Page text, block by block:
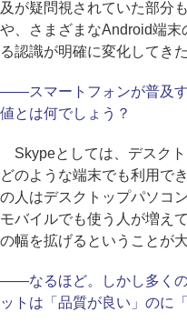
及が疑問視されていた部分
や、さまざまなAndroid端
る認識が明確に変化してき
――スマートフォンが普及
値とは何でしょう？
Skypeとしては、デスクト
どのような端末でも利用で
の人はデスクトップパソコ
モバイルでも使う人が増え
の幅を拡げるということが
――なるほど。しかし多くの
ットは「品質が良い」のに